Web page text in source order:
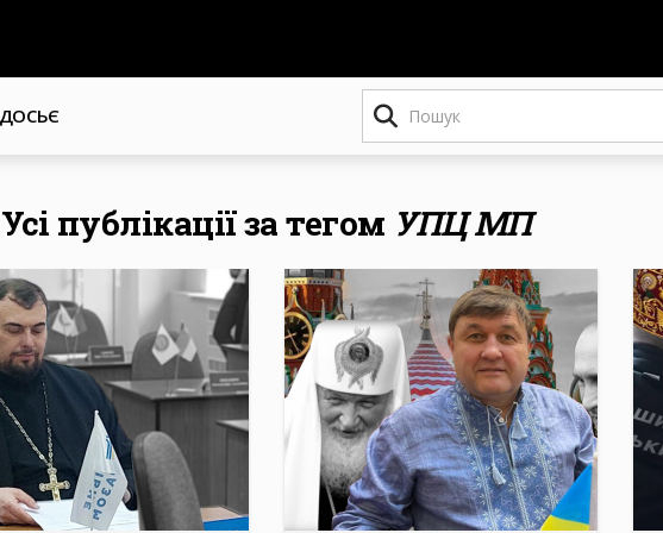
ДОСЬЄ
Пошук
Усі публікації за тегом УПЦ МП